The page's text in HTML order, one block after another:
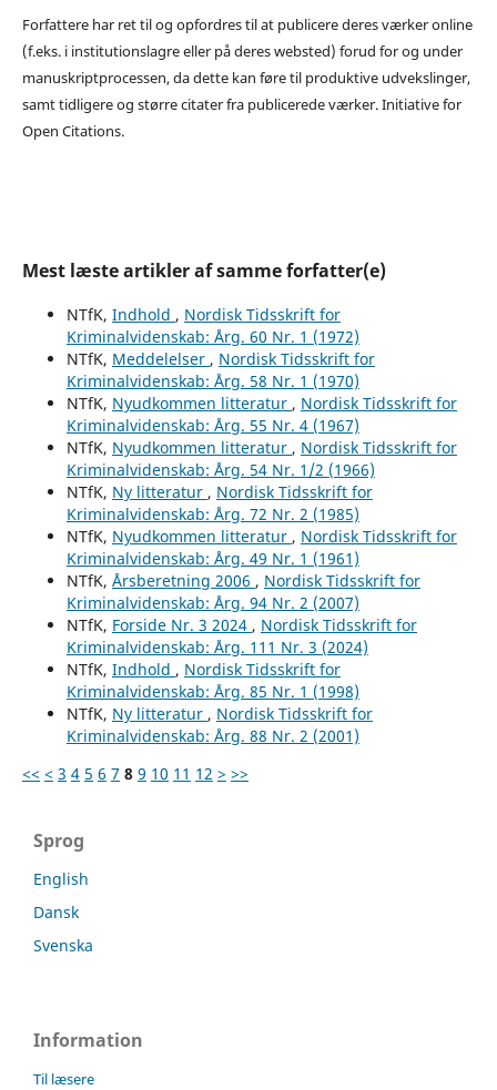
Forfattere har ret til og opfordres til at publicere deres værker online
(f.eks. i institutionslagre eller på deres websted) forud for og under
manuskriptprocessen, da dette kan føre til produktive udvekslinger,
samt tidligere og større citater fra publicerede værker. Initiative for
Open Citations.
Mest læste artikler af samme forfatter(e)
NTfK, Indhold , Nordisk Tidsskrift for
Kriminalvidenskab: Årg. 60 Nr. 1 (1972)
NTfK, Meddelelser , Nordisk Tidsskrift for
Kriminalvidenskab: Årg. 58 Nr. 1 (1970)
NTfK, Nyudkommen litteratur , Nordisk Tidsskrift for
Kriminalvidenskab: Årg. 55 Nr. 4 (1967)
NTfK, Nyudkommen litteratur , Nordisk Tidsskrift for
Kriminalvidenskab: Årg. 54 Nr. 1/2 (1966)
NTfK, Ny litteratur , Nordisk Tidsskrift for
Kriminalvidenskab: Årg. 72 Nr. 2 (1985)
NTfK, Nyudkommen litteratur , Nordisk Tidsskrift for
Kriminalvidenskab: Årg. 49 Nr. 1 (1961)
NTfK, Årsberetning 2006 , Nordisk Tidsskrift for
Kriminalvidenskab: Årg. 94 Nr. 2 (2007)
NTfK, Forside Nr. 3 2024 , Nordisk Tidsskrift for
Kriminalvidenskab: Årg. 111 Nr. 3 (2024)
NTfK, Indhold , Nordisk Tidsskrift for
Kriminalvidenskab: Årg. 85 Nr. 1 (1998)
NTfK, Ny litteratur , Nordisk Tidsskrift for
Kriminalvidenskab: Årg. 88 Nr. 2 (2001)
<< < 3 4 5 6 7 8 9 10 11 12 > >>
Sprog
English
Dansk
Svenska
Information
Til læsere